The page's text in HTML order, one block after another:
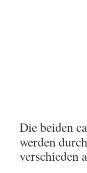
Die beiden
werden
verschieden